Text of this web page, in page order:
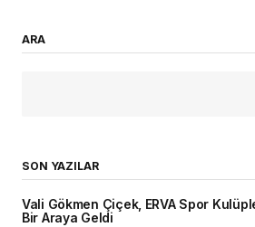
ARA
SON YAZILAR
Vali Gökmen Çiçek, ERVA Spor Kulüplerinin Hâmileriyle
Bir Araya Geldi